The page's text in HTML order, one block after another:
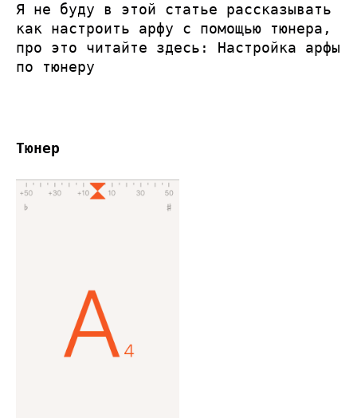
Я не буду в этой статье рассказывать
как настроить арфу с помощью тюнера,
про это читайте здесь: Настройка арфы
по тюнеру
Тюнер